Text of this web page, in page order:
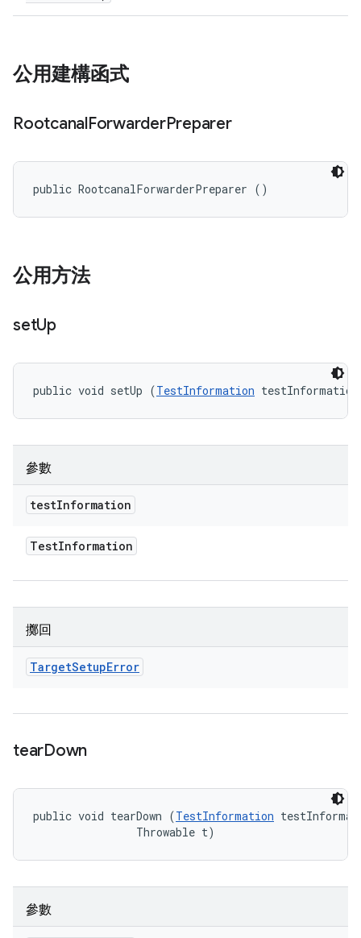
公用建構函式
RootcanalForwarderPreparer
public RootcanalForwarderPreparer ()
公用方法
setUp
public void setUp (TestInformation
參數
testInformation
TestInformation
擲回
TargetSetupError
tearDown
public void tearDown (TestInformation
                Throwable t)
參數